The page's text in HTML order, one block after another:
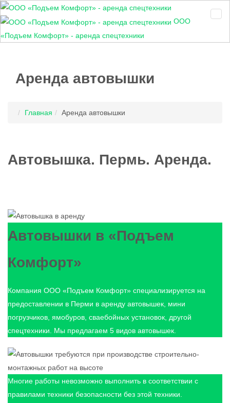
ООО
«Подъем Комфорт» - аренда спецтехники
Аренда автовышки
Главная Аренда автовышки
Автовышка. Пермь. Аренда.
Автовышки в «Подъем
Комфорт»
Компания ООО «Подъем Комфорт» специализируется на
предоставлении в Перми в аренду автовышек, мини
погрузчиков, ямобуров, сваебойных установок, другой
спецтехники. Мы предлагаем 5 видов автовышек.
Многие работы невозможно выполнить в соответствии с
правилами техники безопасности без этой техники.